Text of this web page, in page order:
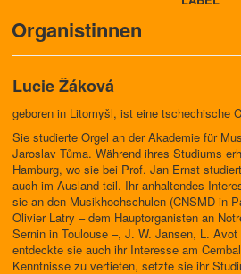
Organistinnen
Lucie Žáková
geboren in Litomyšl, ist eine tschechische
Sie studierte Orgel an der Akademie für
Jaroslav Tůma. Während ihres Studiums
Hamburg, wo sie bei Prof. Jan Ernst
auch im Ausland teil. Ihr anhaltendes
sie an den Musikhochschulen (CNSMD in
Olivier Latry – dem Hauptorganisten an
Sernin in Toulouse –, J. W. Jansen, L.
entdeckte sie auch ihr Interesse am
Kenntnisse zu vertiefen, setzte sie ihr